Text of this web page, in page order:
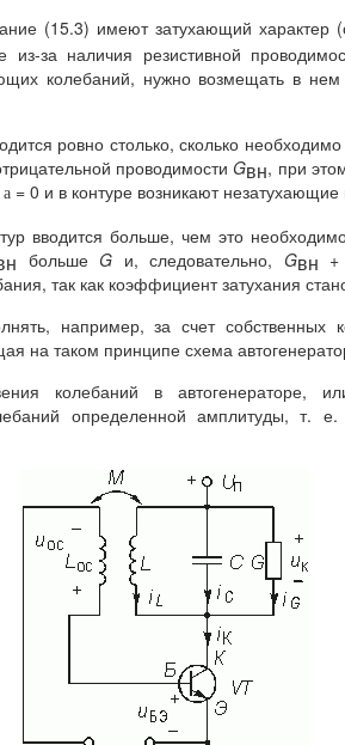
(15.3) имеют затухающий характер
из-за наличия резистивной
колебаний, нужно возмещать в
ровно столько, сколько
проводимостиGвн, при
a = 0 и в контуре возникают незатухающие
вводится больше, чем это
большеG и, следовательно, Gвн
так как коэффициент затухания
например, за счет собственных
на таком принципе схема
колебаний в автогенераторе,
определенной амплитуды, т.